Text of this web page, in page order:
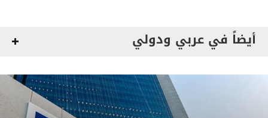
أيضاً في عربي ودولي